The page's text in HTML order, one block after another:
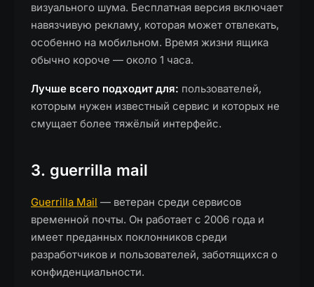
визуального шума. Бесплатная версия включает
навязчивую рекламу, которая может отвлекать,
особенно на мобильном. Время жизни ящика
обычно короче — около 1 часа.
Лучше всего подходит для: пользователей,
которым нужен известный сервис и которых не
смущает более тяжёлый интерфейс.
3. guerrilla mail
Guerrilla Mail — ветеран среди сервисов
временной почты. Он работает с 2006 года и
имеет преданных поклонников среди
разработчиков и пользователей, заботящихся о
конфиденциальности.